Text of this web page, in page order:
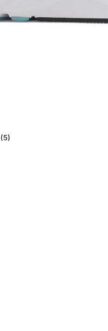
(5)